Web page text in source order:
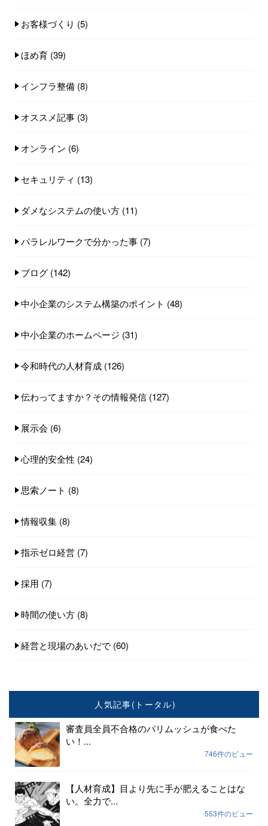
お客様づくり (5)
ほめ育 (39)
インフラ整備 (8)
オススメ記事 (3)
オンライン (6)
セキュリティ (13)
ダメなシステムの使い方 (11)
パラレルワークで分かった事 (7)
ブログ (142)
中小企業のシステム構築のポイント (48)
中小企業のホームページ (31)
令和時代の人材育成 (126)
伝わってますか？その情報発信 (127)
展示会 (6)
心理的安全性 (24)
思索ノート (8)
情報収集 (8)
指示ゼロ経営 (7)
採用 (7)
時間の使い方 (8)
経営と現場のあいだで (60)
人気記事(トータル)
審査員全員不合格のパリムッシュが食べた
い！...
746件のビュー
【人材育成】目より先に手が肥えることはな
い。全力で...
553件のビュー